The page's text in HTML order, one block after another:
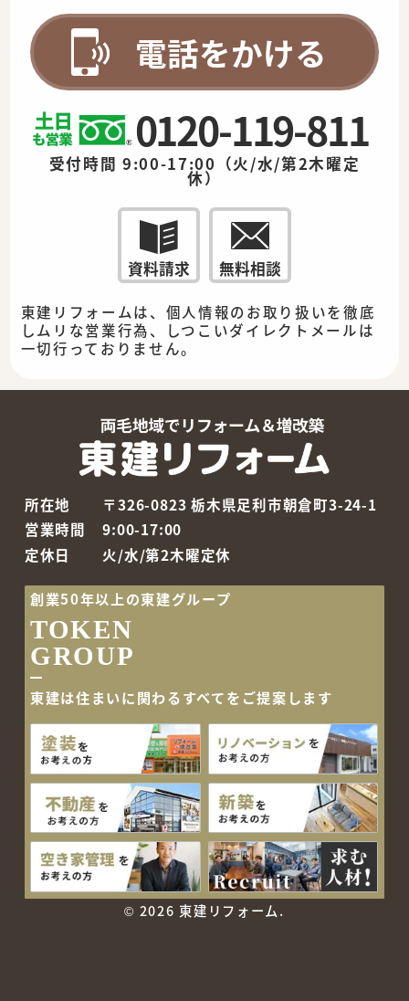
電話をかける
0120-119-811
受付時間 9:00-17:00（火/水/第2木曜定
休）
資料請求 無料相談
東建リフォームは、個人情報のお取り扱いを徹底
しムリな営業行為、しつこいダイレクトメールは
一切行っておりません。
所在地
〒326-0823 栃木県足利市朝倉町3-24-1
営業時間
9:00-17:00
定休日
火/水/第2木曜定休
創業50年以上の東建グループ
TOKEN
GROUP
東建は住まいに関わるすべてをご提案します
© 2026 東建リフォーム.